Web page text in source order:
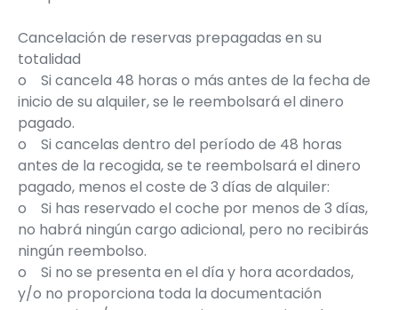
Cancelación de reservas prepagadas en su
totalidad
o
Si cancela 48 horas o más antes de la fecha de
inicio de su alquiler, se le reembolsará el dinero
pagado.
o
Si cancelas dentro del período de 48 horas
antes de la recogida, se te reembolsará el dinero
pagado, menos el coste de 3 días de alquiler:
o
Si has reservado el coche por menos de 3 días,
no habrá ningún cargo adicional, pero no recibirás
ningún reembolso.
o
Si no se presenta en el día y hora acordados,
y/o no proporciona toda la documentación